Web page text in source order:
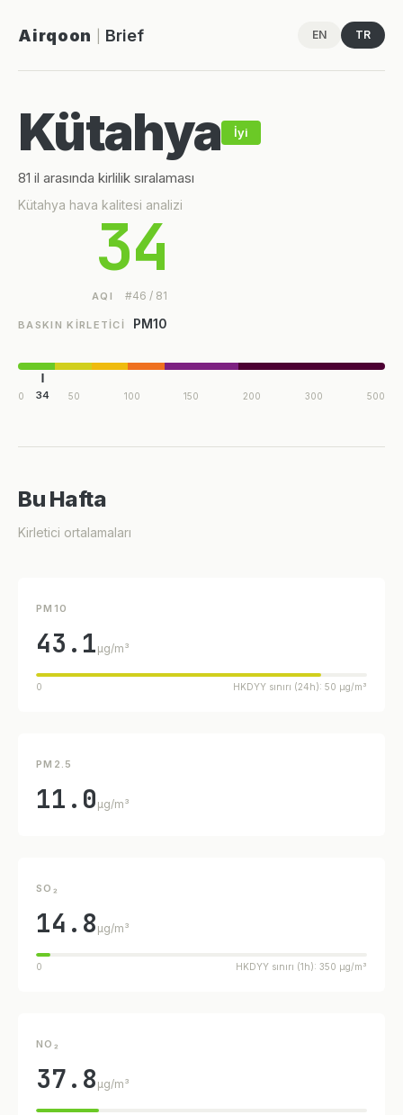
Airqoon Brief EN TR
Kütahya İyi
81 il arasında kirlilik sıralaması
Kütahya hava kalitesi analizi
34
AQI #46 / 81
BASKIN KIRLETICI PM10
34
0 50 100 150 200 300 500
Bu Hafta
Kirletici ortalamaları
PM10
43.1 µg/m³
0 HKDYY sınırı (24h): 50 µg/m³
PM2.5
11.0 µg/m³
SO₂
14.8 µg/m³
0 HKDYY sınırı (1h): 350 µg/m³
NO₂
37.8 µg/m³